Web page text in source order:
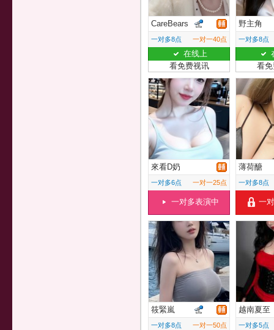
CareBears
一对多8点 一对一40点
在线上
看免费视讯
野主角
一对多8点
看
來看D奶
一对多6点 一对一25点
一对多表演中
薄荷醣
一对多8点
一
筱緊嵐
一对多8点 一对一50点
越南夏至
一对多5点